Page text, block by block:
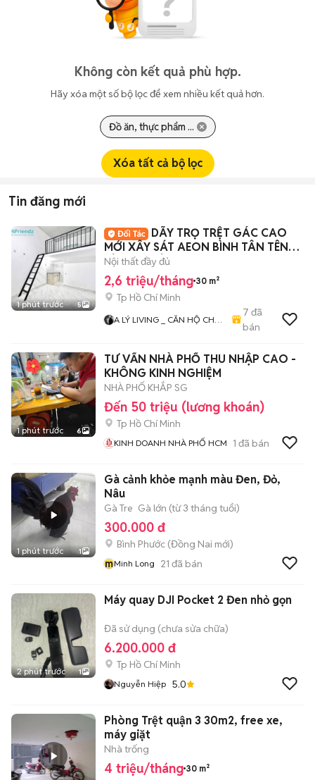
Không còn kết quả phù hợp.
Hãy xóa một số bộ lọc để xem nhiều kết quả hơn.
Đồ ăn, thực phẩm ...
Xóa tất cả bộ lọc
Tin đăng mới
1 phút trước 5
DÃY TRỌ TRỆT GÁC CAO
MỚI XÂY SÁT AEON BÌNH TÂN TÊN
LỬA MỚI TỈNH LỘ 10
Nội thất đầy đủ
2,6 triệu/tháng 30 m²
Tp Hồ Chí Minh
A LÝ LIVING _ CĂN HỘ CHO
CHUNG CƯ - NHÀ Ở
7 đã
bán
1 phút trước 6
TƯ VẤN NHÀ PHỐ THU NHẬP CAO -
KHÔNG KINH NGHIỆM
NHÀ PHỐ KHẮP SG
Đến 50 triệu (lương khoán)
Tp Hồ Chí Minh
KINH DOANH NHÀ PHỐ HCM 1 đã bán
1 phút trước 1
Gà cảnh khỏe mạnh màu Đen, Đỏ,
Nâu
Gà Tre Gà lớn (từ 3 tháng tuổi)
300.000 đ
Bình Phước (Đồng Nai mới)
mMinh Long 21 đã bán
2 phút trước 1
Máy quay DJI Pocket 2 Đen nhỏ gọn
Đã sử dụng (chưa sửa chữa)
6.200.000 đ
Tp Hồ Chí Minh
Nguyễn Hiệp 5.0
Phòng Trệt quận 3 30m2, free xe,
máy giặt
Nhà trống
4 triệu/tháng 30 m²